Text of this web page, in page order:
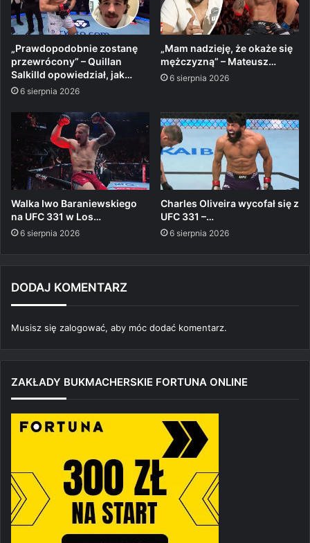
„Prawdopodobnie zostanę
przewrócony” – Quillan
Salkilld opowiedział, jak…
6 sierpnia 2026
„Mam nadzieję, że okaże się
mężczyzną” – Mateusz…
6 sierpnia 2026
Walka Iwo Baraniewskiego
na UFC 331 w Los…
6 sierpnia 2026
Charles Oliveira wycofał się z
UFC 331 –…
6 sierpnia 2026
DODAJ KOMENTARZ
Musisz się zalogować, aby móc dodać komentarz.
ZAKŁADY BUKMACHERSKIE FORTUNA ONLINE